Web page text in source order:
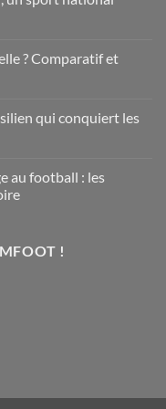
? Comparatif et
qui conquiert les
au football : les
!